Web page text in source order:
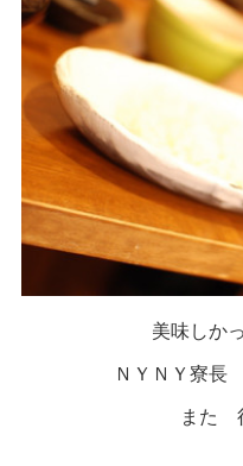
美味しか
ＮＹＮＹ寮長
また